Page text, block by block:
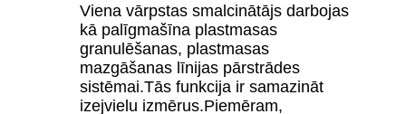
Viena vārpstas smalcinātājs darbojas
kā palīgmašīna plastmasas
granulēšanas, plastmasas
mazgāšanas līnijas pārstrādes
sistēmai.Tās funkcija ir samazināt
izejvielu izmērus.Piemēram,